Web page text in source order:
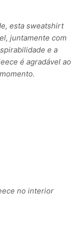
esta sweatshirt
juntamente com
e a
é agradável ao
no interior